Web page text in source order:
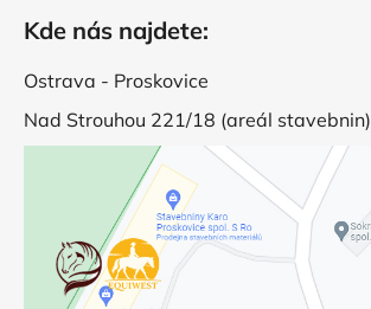
Kde nás najdete:
Ostrava - Proskovice
Nad Strouhou 221/18 (areál stavebnin)